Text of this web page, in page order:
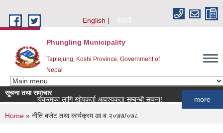
English
नेपाली
Phungling Municipality
Taplejung, Koshi Province, Government of
Nepal
सूचना तथा समाचार
कार्यक्रमका लागि खोपकर्ता आवश्यकता सम्बन्धी सूचना!
You are here
Home » नीति बजेट तथा कार्यक्रम आ.ब.२०७७/०७८